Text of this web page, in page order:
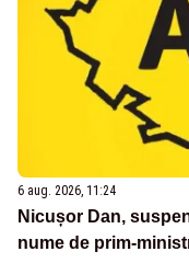
6 aug. 2026, 11:24
Nicușor Dan,
nume de prim-